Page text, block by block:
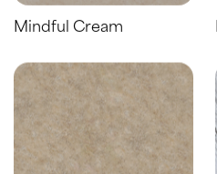
Mindful Cream